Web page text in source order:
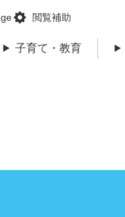
メニューを飛ばして本文へ
閲覧補助
子育て・教育